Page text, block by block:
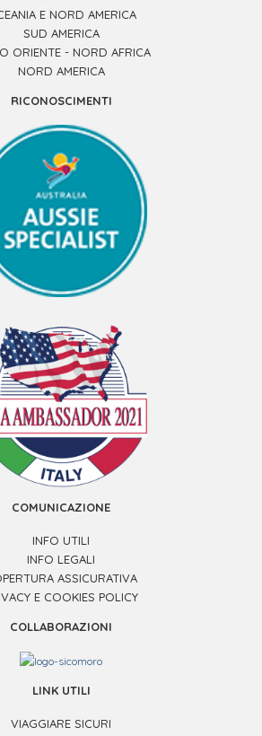
E NORD AMERICA
SUD AMERICA
ORIENTE - NORD AFRICA
NORD AMERICA
RICONOSCIMENTI
COMUNICAZIONE
INFO UTILI
INFO LEGALI
ASSICURATIVA
E COOKIES POLICY
COLLABORAZIONI
LINK UTILI
VIAGGIARE SICURI